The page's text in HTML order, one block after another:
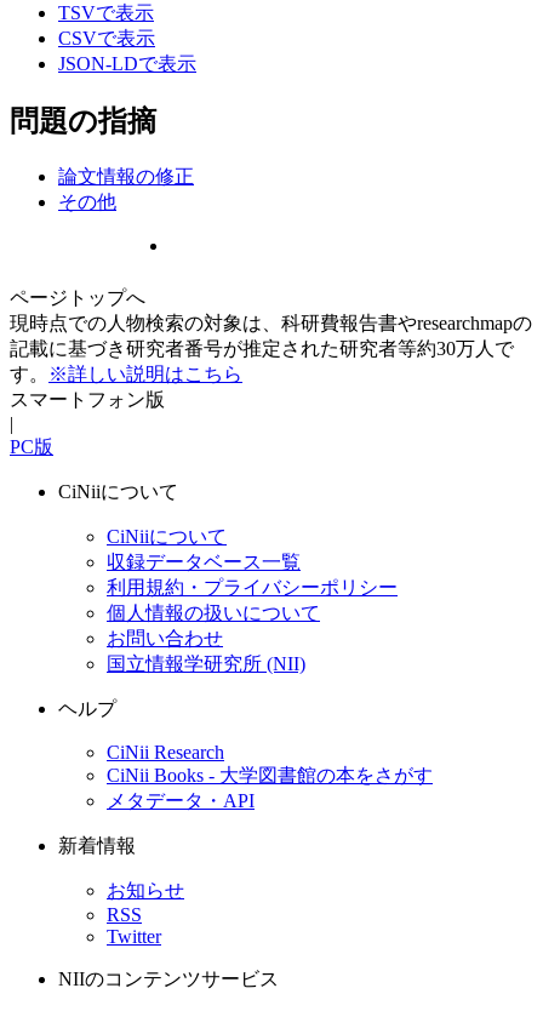
TSVで表示
CSVで表示
JSON-LDで表示
問題の指摘
論文情報の修正
その他
ページトップへ
現時点での人物検索の対象は、科研費報告書やresearchmapの
記載に基づき研究者番号が推定された研究者等約30万人で
す。
※詳しい説明はこちら
スマートフォン版
|
PC版
CiNiiについて
CiNiiについて
収録データベース一覧
利用規約・プライバシーポリシー
個人情報の扱いについて
お問い合わせ
国立情報学研究所 (NII)
ヘルプ
CiNii Research
CiNii Books - 大学図書館の本をさがす
メタデータ・API
新着情報
お知らせ
RSS
Twitter
NIIのコンテンツサービス